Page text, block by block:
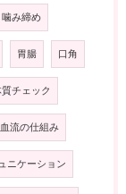
噛み締め
胃腸 口角
質チェック
血流の仕組み
ニケーション